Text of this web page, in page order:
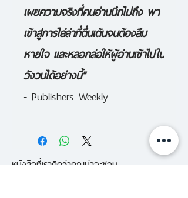
เผยความจริงที่คนอ่านนึกไม่ถึง พา
เข้าสู่การไล่ล่าที่ตื่นเต้นจนต้องลืม
หายใจ และหลอกล่อให้ผู้อ่านเข้าไปใน
วังวนได้อย่างนี้"
- Publishers Weekly
หนังสือที่เราคิดว่าคุณน่าจะชอบ